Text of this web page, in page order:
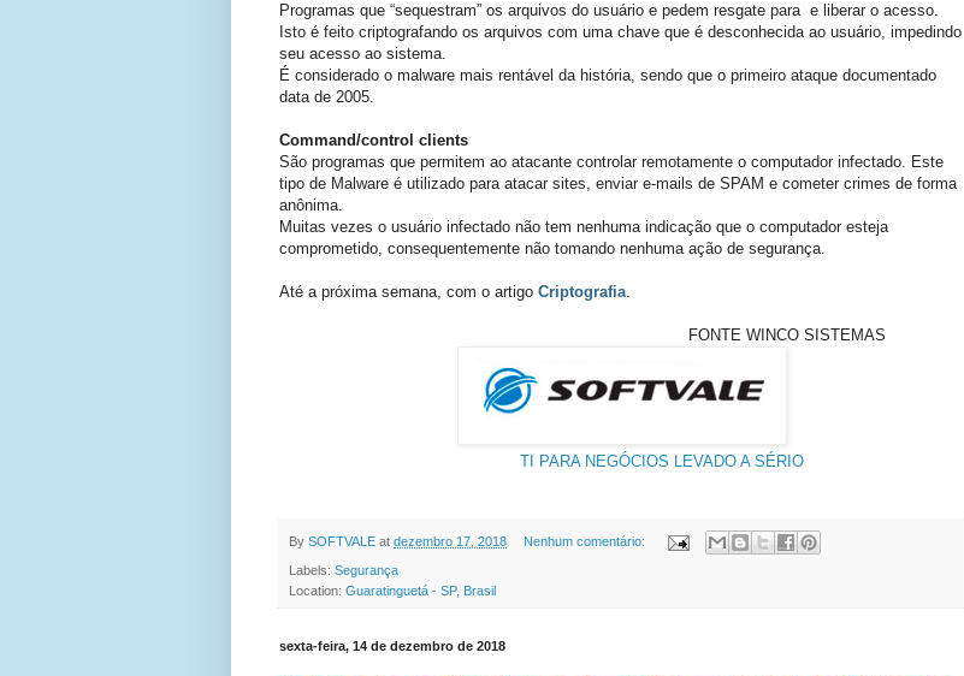
Programas que “sequestram” os arquivos do usuário e pedem resgate para e liberar o acesso.
Isto é feito criptografando os arquivos com uma chave que é desconhecida ao usuário, impedindo
seu acesso ao sistema.
É considerado o malware mais rentável da história, sendo que o primeiro ataque documentado
data de 2005.
Command/control clients
São programas que permitem ao atacante controlar remotamente o computador infectado. Este
tipo de Malware é utilizado para atacar sites, enviar e-mails de SPAM e cometer crimes de forma
anônima.
Muitas vezes o usuário infectado não tem nenhuma indicação que o computador esteja
comprometido, consequentemente não tomando nenhuma ação de segurança.
Até a próxima semana, com o artigo Criptografia.
FONTE WINCO SISTEMAS
TI PARA NEGÓCIOS LEVADO A SÉRIO
By SOFTVALE at dezembro 17, 2018 Nenhum comentário:
Labels: Segurança
Location: Guaratinguetá - SP, Brasil
sexta-feira, 14 de dezembro de 2018